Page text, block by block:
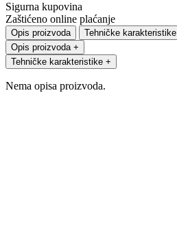
Sigurna kupovina
Zaštićeno online plaćanje
Opis proizvoda
Tehničke karakteristike
Opis proizvoda +
Tehničke karakteristike +
Nema opisa proizvoda.